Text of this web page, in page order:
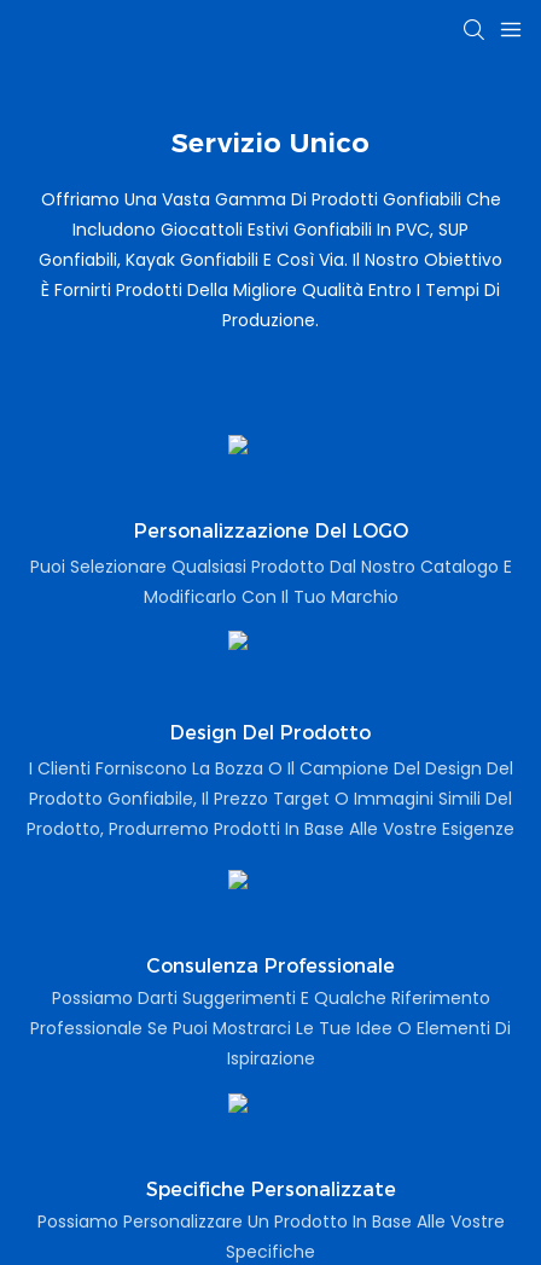
Servizio Unico
Offriamo Una Vasta Gamma Di Prodotti Gonfiabili Che
Includono Giocattoli Estivi Gonfiabili In PVC, SUP
Gonfiabili, Kayak Gonfiabili E Così Via. Il Nostro Obiettivo
È Fornirti Prodotti Della Migliore Qualità Entro I Tempi Di
Produzione.
Personalizzazione Del LOGO
Puoi Selezionare Qualsiasi Prodotto Dal Nostro Catalogo E
Modificarlo Con Il Tuo Marchio
Design Del Prodotto
I Clienti Forniscono La Bozza O Il Campione Del Design Del
Prodotto Gonfiabile, Il Prezzo Target O Immagini Simili Del
Prodotto, Produrremo Prodotti In Base Alle Vostre Esigenze
Consulenza Professionale
Possiamo Darti Suggerimenti E Qualche Riferimento
Professionale Se Puoi Mostrarci Le Tue Idee O Elementi Di
Ispirazione
Specifiche Personalizzate
Possiamo Personalizzare Un Prodotto In Base Alle Vostre
Specifiche